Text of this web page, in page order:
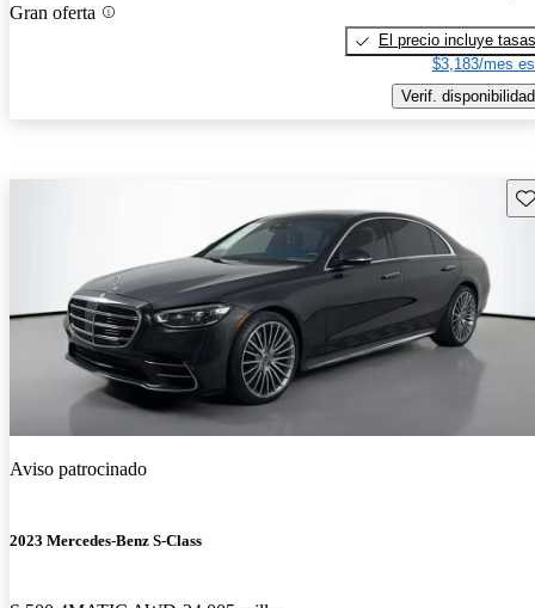
Gran oferta
El precio incluye tasas
$3,183/mes
Verif. disponibilidad
Aviso patrocinado
2023 Mercedes-Benz S-Class